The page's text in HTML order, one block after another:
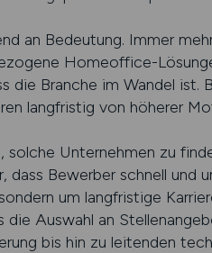
an Bedeutung. Immer
Homeoffice-
die Branche im Wandel ist.
langfristig von höherer
Unternehmen zu
Bewerber schnell und
um langfristige
Auswahl an
bis hin zu leitenden